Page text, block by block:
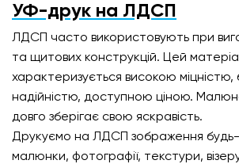
УФ-друк на ЛДСП
ЛДСП часто використовують при
та щитових конструкцій. Цей
характеризується високою міцністю,
надійністю, доступною ціною.
довго зберігає свою яскравість.
Друкуємо на ЛДСП зображення будь-
малюнки, фотографії, текстури,